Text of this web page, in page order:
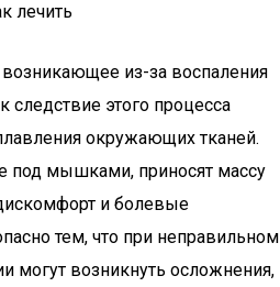
лечить
из-за воспаления
этого процесса
окружающих тканей.
под мышками, приносят массу
и болевые
тем, что при неправильном
могут возникнуть осложнения,